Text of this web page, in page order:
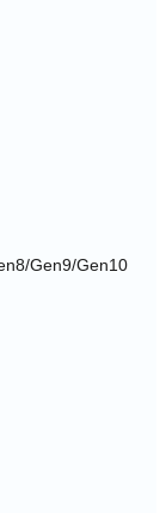
Gen9/Gen10